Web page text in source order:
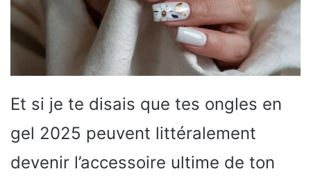
Et si je te disais que tes ongles en
gel 2025 peuvent littéralement
devenir l’accessoire ultime de ton